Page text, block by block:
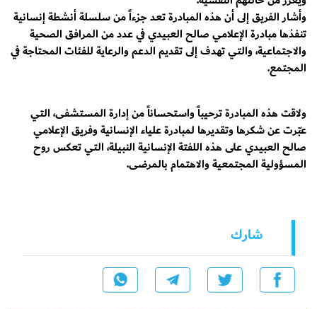
وأشار الفريق إلى أن هذه المبادرة تعد جزءاً من سلسلة أنشطة إنسانية
تنفذها مبادرة الإعلامي صالح العبيدي في عدد من المرافق الصحية
والاجتماعية، والتي تهدف إلى تقديم الدعم والرعاية للفئات المحتاجة في
المجتمع.
ولاقت هذه المبادرة ترحيباً واستحساناً من إدارة المستشفى، التي
عبّرت عن شكرها وتقديرها لمبادرة علياء الإنسانية وفريق الإعلامي
صالح العبيدي على هذه اللفتة الإنسانية النبيلة، التي تعكس روح
المسؤولية المجتمعية والاهتمام بالمرضى.
شارك